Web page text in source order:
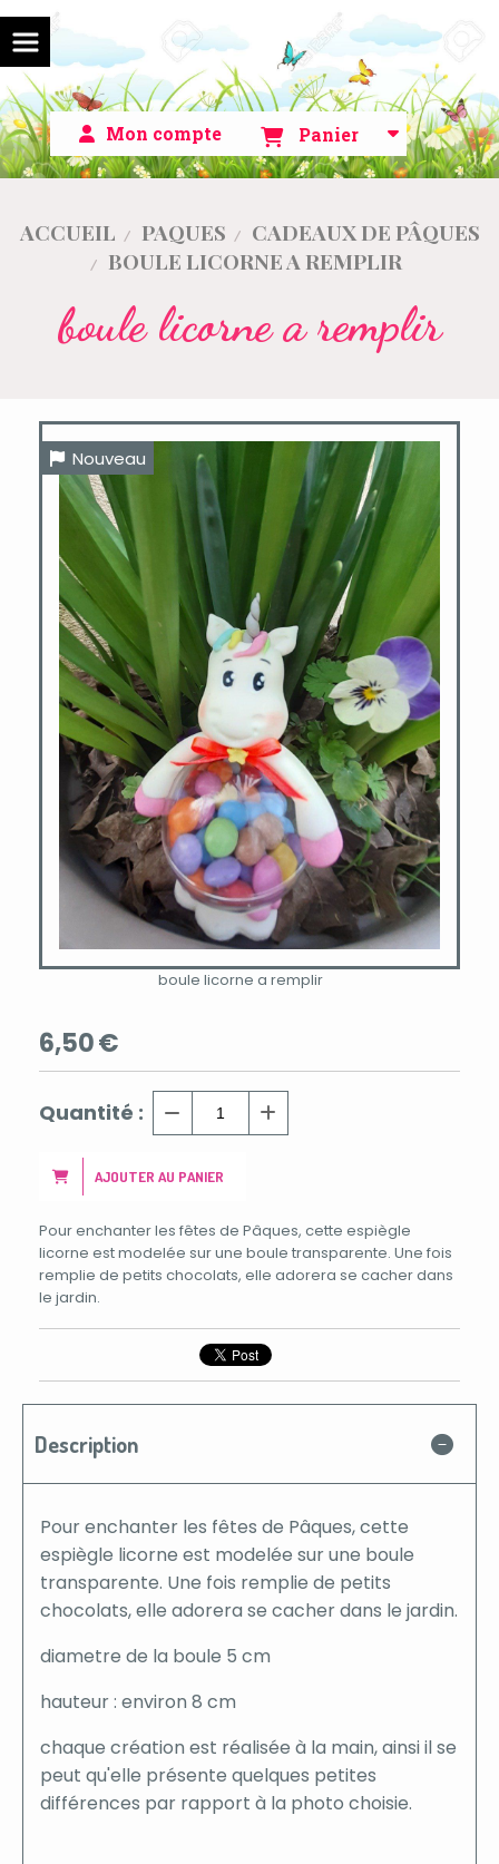
Mon compte Panier
ACCUEIL PAQUES
CADEAUX DE PÂQUES
BOULE LICORNE A REMPLIR
boule licorne a remplir
Nouveau
boule licorne a remplir
6,50€
Quantité :
AJOUTER AU PANIER
Pour enchanter les fêtes de Pâques, cette espiègle
licorne est modelée sur une boule transparente. Une fois
remplie de petits chocolats, elle adorera se cacher dans
le jardin.
Description
Pour enchanter les fêtes de Pâques, cette
espiègle licorne est modelée sur une boule
transparente. Une fois remplie de petits
chocolats, elle adorera se cacher dans le jardin.
diametre de la boule 5 cm
hauteur : environ 8 cm
chaque création est réalisée à la main, ainsi il se
peut qu'elle présente quelques petites
différences par rapport à la photo choisie.